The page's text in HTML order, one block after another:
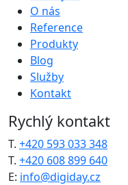
O nás
Reference
Produkty
Blog
Služby
Kontakt
Rychlý kontakt
T. +420 593 033 348
T. +420 608 899 640
E: info@digiday.cz